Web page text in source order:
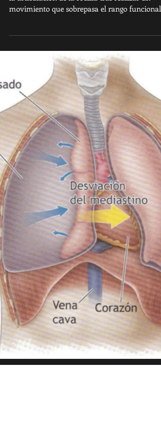
La Rodilla Parte II. Lesiones
Ligamentarias
La lesión de ligamentos es aquélla que ocurre
la articulación de la rodilla tras realizar un
movimiento que sobrepasa el rango funcional